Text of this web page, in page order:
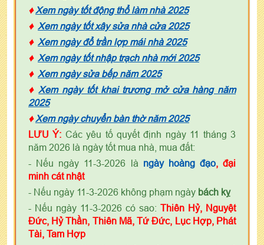
♦ Xem ngày tốt động thổ làm nhà 2025
♦ Xem ngày tốt xây sửa nhà cửa 2025
♦ Xem ngày đổ trần lợp mái nhà 2025
♦ Xem ngày tốt nhập trạch nhà mới 2025
♦ Xem ngày sửa bếp năm 2025
♦ Xem ngày tốt khai trương mở cửa hàng năm
2025
♦ Xem ngày chuyển bàn thờ năm 2025
LƯU Ý: Các yêu tố quyết định ngày 11 tháng 3
năm 2026 là ngày tốt mua nhà, mua đất:
- Nếu ngày 11-3-2026 là ngày hoàng đạo, đại
minh cát nhật
- Nếu ngày 11-3-2026 không phạm ngày bách kỵ
- Nếu ngày 11-3-2026 có sao: Thiên Hỷ, Nguyệt
Đức, Hỷ Thần, Thiên Mã, Tứ Đức, Lục Hợp, Phát
Tài, Tam Hợp